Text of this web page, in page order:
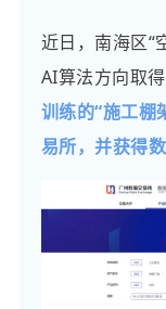
近日，南海区“
AI算法方向取得
训练的“施工棚
易所，并获得